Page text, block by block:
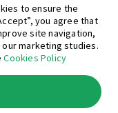
ayudarte hoy?
to ensure the
you agree that
site navigation,
marketing studies.
Cookies Policy